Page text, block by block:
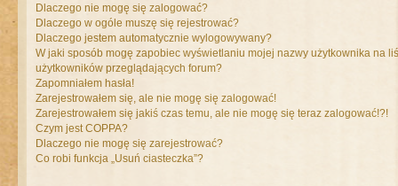
Dlaczego nie mogę się zalogować?
Dlaczego w ogóle muszę się rejestrować?
Dlaczego jestem automatycznie wylogowywany?
W jaki sposób mogę zapobiec wyświetlaniu mojej nazwy użytkownika na
użytkowników przeglądających forum?
Zapomniałem hasła!
Zarejestrowałem się, ale nie mogę się zalogować!
Zarejestrowałem się jakiś czas temu, ale nie mogę się teraz zalogować!?!
Czym jest COPPA?
Dlaczego nie mogę się zarejestrować?
Co robi funkcja „Usuń ciasteczka”?